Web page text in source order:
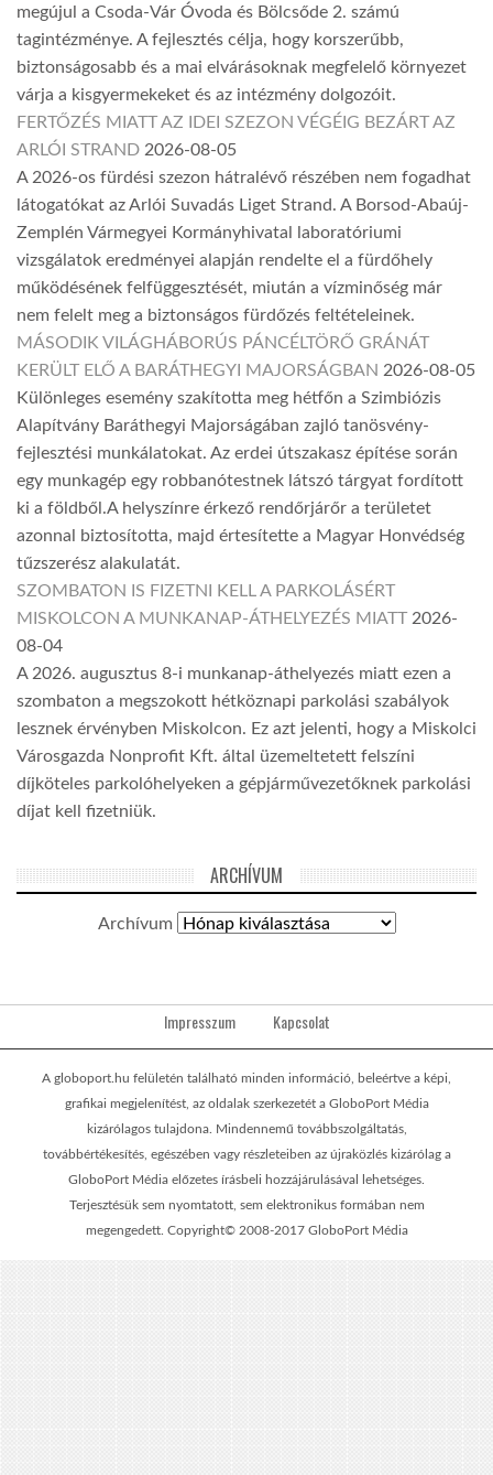
megújul a Csoda-Vár Óvoda és Bölcsőde 2. számú
tagintézménye. A fejlesztés célja, hogy korszerűbb,
biztonságosabb és a mai elvárásoknak megfelelő környezet
várja a kisgyermekeket és az intézmény dolgozóit.
FERTŐZÉS MIATT AZ IDEI SZEZON VÉGÉIG BEZÁRT AZ
ARLÓI STRAND 2026-08-05
A 2026-os fürdési szezon hátralévő részében nem fogadhat
látogatókat az Arlói Suvadás Liget Strand. A Borsod-Abaúj-
Zemplén Vármegyei Kormányhivatal laboratóriumi
vizsgálatok eredményei alapján rendelte el a fürdőhely
működésének felfüggesztését, miután a vízminőség már
nem felelt meg a biztonságos fürdőzés feltételeinek.
MÁSODIK VILÁGHÁBORÚS PÁNCÉLTÖRŐ GRÁNÁT
KERÜLT ELŐ A BARÁTHEGYI MAJORSÁGBAN 2026-08-05
Különleges esemény szakította meg hétfőn a Szimbiózis
Alapítvány Baráthegyi Majorságában zajló tanösvény-
fejlesztési munkálatokat. Az erdei útszakasz építése során
egy munkagép egy robbanótestnek látszó tárgyat fordított
ki a földből.A helyszínre érkező rendőrjárőr a területet
azonnal biztosította, majd értesítette a Magyar Honvédség
tűzszerész alakulatát.
SZOMBATON IS FIZETNI KELL A PARKOLÁSÉRT
MISKOLCON A MUNKANAP-ÁTHELYEZÉS MIATT 2026-
08-04
A 2026. augusztus 8-i munkanap-áthelyezés miatt ezen a
szombaton a megszokott hétköznapi parkolási szabályok
lesznek érvényben Miskolcon. Ez azt jelenti, hogy a Miskolci
Városgazda Nonprofit Kft. által üzemeltetett felszíni
díjköteles parkolóhelyeken a gépjárművezetőknek parkolási
díjat kell fizetniük.
ARCHÍVUM
Archívum
Impresszum Kapcsolat
A globoport.hu felületén található minden információ, beleértve a képi,
grafikai megjelenítést, az oldalak szerkezetét a GloboPort Média
kizárólagos tulajdona. Mindennemű továbbszolgáltatás,
továbbértékesítés, egészében vagy részleteiben az újraközlés kizárólag a
GloboPort Média előzetes írásbeli hozzájárulásával lehetséges.
Terjesztésük sem nyomtatott, sem elektronikus formában nem
megengedett. Copyright© 2008-2017 GloboPort Média